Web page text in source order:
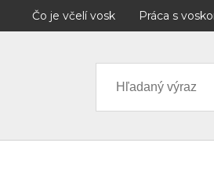
Čo je včelí vosk Práca s